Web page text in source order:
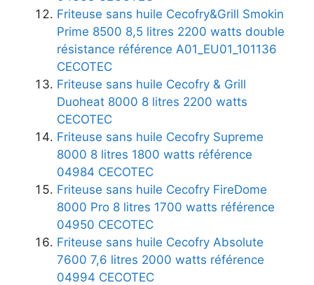
Friteuse sans huile Cecofry&Grill Smokin
Prime 8500 8,5 litres 2200 watts double
résistance référence A01_EU01_101136
CECOTEC
Friteuse sans huile Cecofry & Grill
Duoheat 8000 8 litres 2200 watts
CECOTEC
Friteuse sans huile Cecofry Supreme
8000 8 litres 1800 watts référence
04984 CECOTEC
Friteuse sans huile Cecofry FireDome
8000 Pro 8 litres 1700 watts référence
04950 CECOTEC
Friteuse sans huile Cecofry Absolute
7600 7,6 litres 2000 watts référence
04994 CECOTEC